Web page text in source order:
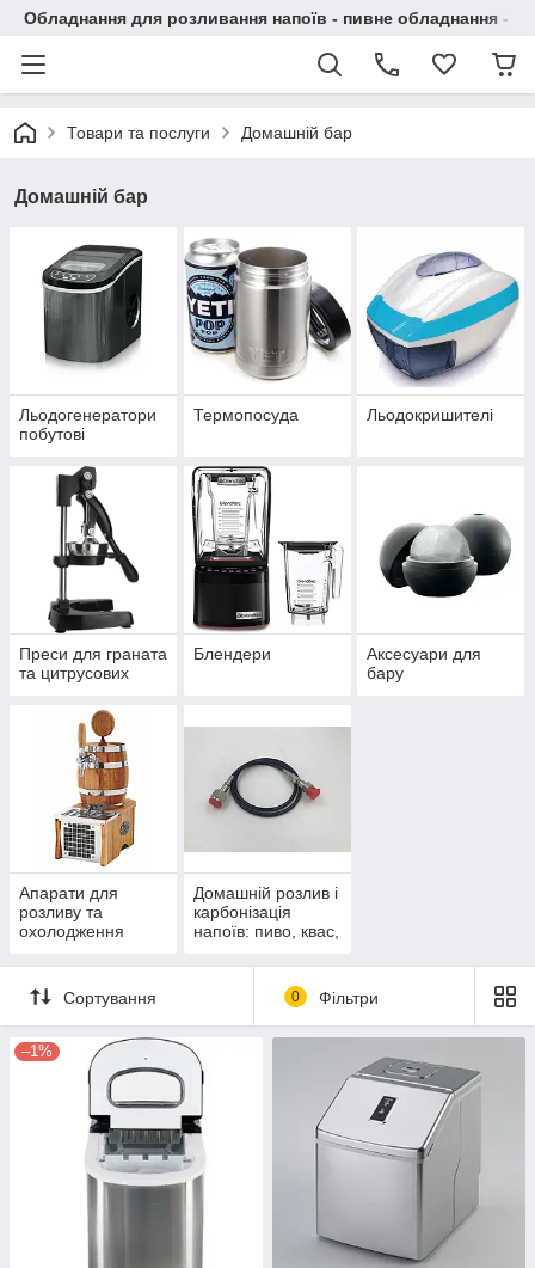
Обладнання для розливання напоїв - пивне обладнання - в
Товари та послуги Домашній бар
Домашній бар
Льодогенератори
побутові
Термопосуда Льодокришителі
Преси для граната
та цитрусових
Блендери
Аксесуари для
бару
Апарати для
розливу та
охолодження
Домашній розлив і
карбонізація
напоїв: пиво, квас,
Сортування 0 Фільтри
–1%